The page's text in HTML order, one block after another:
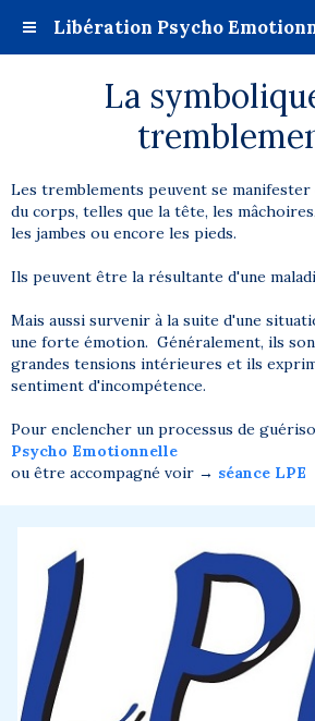
Libération Psycho
La
Les tremblements peuvent se
du corps, telles que la tête, les
les jambes ou encore les pieds.
Ils peuvent être la résultante d'une
Mais aussi survenir à la suite d'une
une forte émotion. Généralement, ils
grandes tensions intérieures et ils
sentiment d'incompétence.
Pour enclencher un processus de
Psycho Emotionnelle
ou être accompagné voir → séance LPE